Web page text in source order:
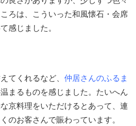
ろは、こういった和風懐石・会席
感じました。
てくれるなど、 仲居さんのふるま
まるものを感じました。たいへん
京料理をいただけるとあって、連
のお客さんで賑わっています。